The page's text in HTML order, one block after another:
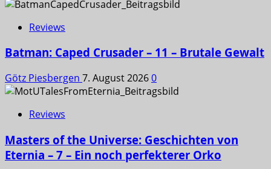
Reviews
Batman: Caped Crusader – 11 – Brutale Gewalt
Götz Piesbergen 7. August 20260
Reviews
Masters of the Universe: Geschichten von
Eternia – 7 – Ein noch perfekterer Orko